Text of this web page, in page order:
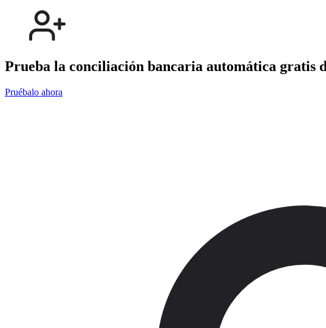
Prueba la conciliación bancaria automática gratis
Pruébalo ahora